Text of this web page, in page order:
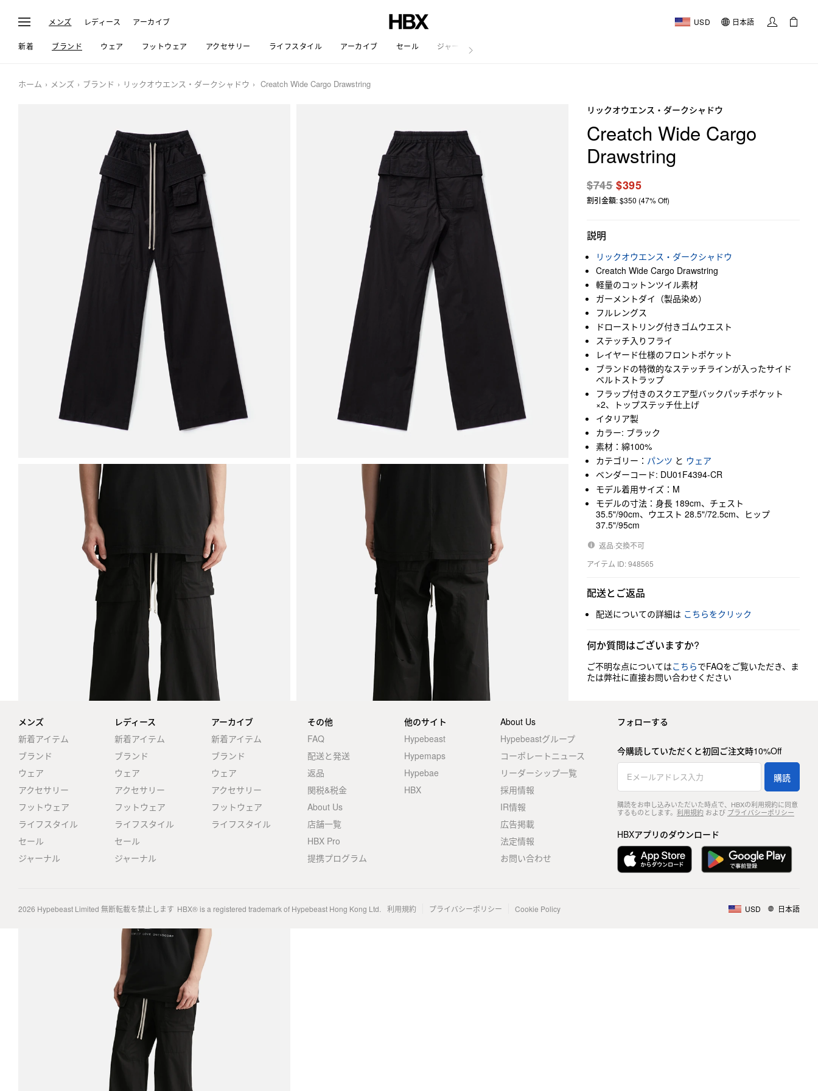
メンズ レディース アーカイブ USD 日本語
新着 ブランド ウェア フットウェア アクセサリー ライフスタイル アーカイブ セール ジャーナル
ホーム メンズ ブランド リックオウエンス・ダークシャドウ Creatch Wide Cargo Drawstring
リックオウエンス・ダークシャドウ
Creatch Wide Cargo
Drawstring
$745$395
割引金額: $350 (47% Off)
説明
リックオウエンス・ダークシャドウ
Creatch Wide Cargo Drawstring
軽量のコットンツイル素材
ガーメントダイ（製品染め）
フルレングス
ドローストリング付きゴムウエスト
ステッチ入りフライ
レイヤード仕様のフロントポケット
ブランドの特徴的なステッチラインが入ったサイド
ベルトストラップ
フラップ付きのスクエア型バックパッチポケット
×2、トップステッチ仕上げ
イタリア製
カラー: ブラック
素材：綿100%
カテゴリー： パンツ と ウェア
ベンダーコード: DU01F4394-CR
モデル着用サイズ：M
モデルの寸法：身長 189cm、チェスト
35.5"/90cm、ウエスト 28.5"/72.5cm、ヒップ
37.5"/95cm
返品·交換不可
アイテム ID: 948565
配送とご返品
配送についての詳細は こちらをクリック
何か質問はございますか?
ご不明な点についてはこちらでFAQをご覧いただき、ま
たは弊社に直接お問い合わせください
メンズ
新着アイテム
ブランド
ウェア
アクセサリー
フットウェア
ライフスタイル
セール
ジャーナル
レディース
新着アイテム
ブランド
ウェア
アクセサリー
フットウェア
ライフスタイル
セール
ジャーナル
アーカイブ
新着アイテム
ブランド
ウェア
アクセサリー
フットウェア
ライフスタイル
その他
FAQ
配送と発送
返品
関税&税金
About Us
店舗一覧
HBX Pro
提携プログラム
他のサイト
Hypebeast
Hypemaps
Hypebae
HBX
About Us
Hypebeastグループ
コーポレートニュース
リーダーシップ一覧
採用情報
IR情報
広告掲載
法定情報
お問い合わせ
フォローする
今購読していただくと初回ご注文時10%Off
購読
購読をお申し込みいただいた時点で、HBXの利用規約に同意
するものとします。 利用規約および プライバシーポリシー
HBXアプリのダウンロード
2026 Hypebeast Limited 無断転載を禁止します HBX® is a registered trademark of Hypebeast Hong Kong Ltd. 利用規約 プライバシーポリシー Cookie Policy USD 日本語